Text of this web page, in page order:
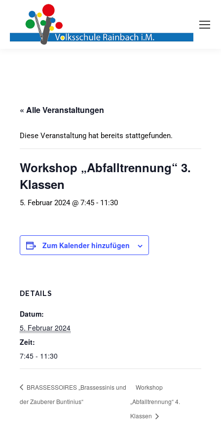
« Alle Veranstaltungen
Diese Veranstaltung hat bereits stattgefunden.
Workshop „Abfalltrennung“ 3.
Klassen
5. Februar 2024 @ 7:45 - 11:30
Zum Kalender hinzufügen
DETAILS
Datum:
5. Februar 2024
Zeit:
7:45 - 11:30
BRASSESSOIRES „Brassessinis und
der Zauberer Buntinius“
Workshop
„Abfalltrennung“ 4.
Klassen